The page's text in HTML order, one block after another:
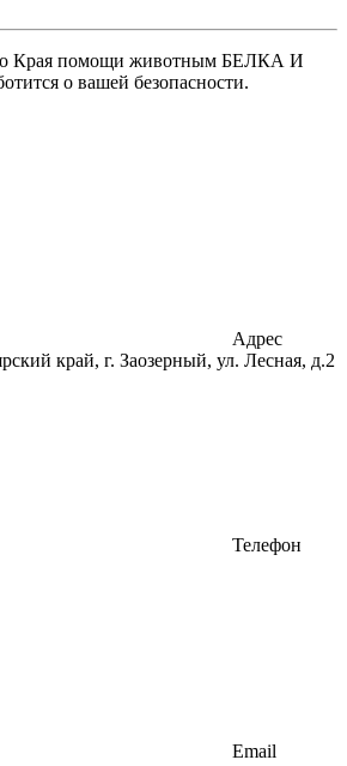
Края помощи животным БЕЛКА И
о вашей безопасности.
Адрес
край, г. Заозерный, ул. Лесная, д.2
Телефон
Email